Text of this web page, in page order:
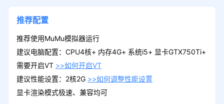
推荐配置
推荐使用MuMu模拟器运行
建议电脑配置：CPU4核+ 内存4G+ 系统i5+ 显卡GTX750Ti+
需要开启VT >>如何开启VT
建议性能设置：2核2G >>如何调整性能设置
显卡渲染模式极速、兼容均可